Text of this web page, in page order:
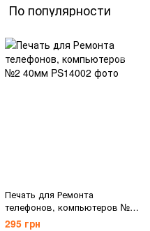
По популярности
Печать для Ремонта
телефонов, компьютеров №2
40мм
295 грн